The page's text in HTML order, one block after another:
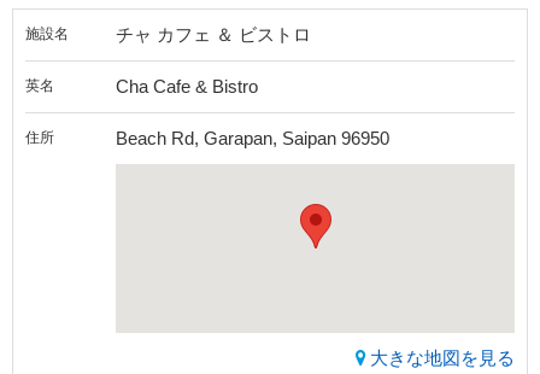
施設名 チャ カフェ ＆ ビストロ
英名 Cha Cafe & Bistro
住所 Beach Rd, Garapan, Saipan 96950
大きな地図を見る